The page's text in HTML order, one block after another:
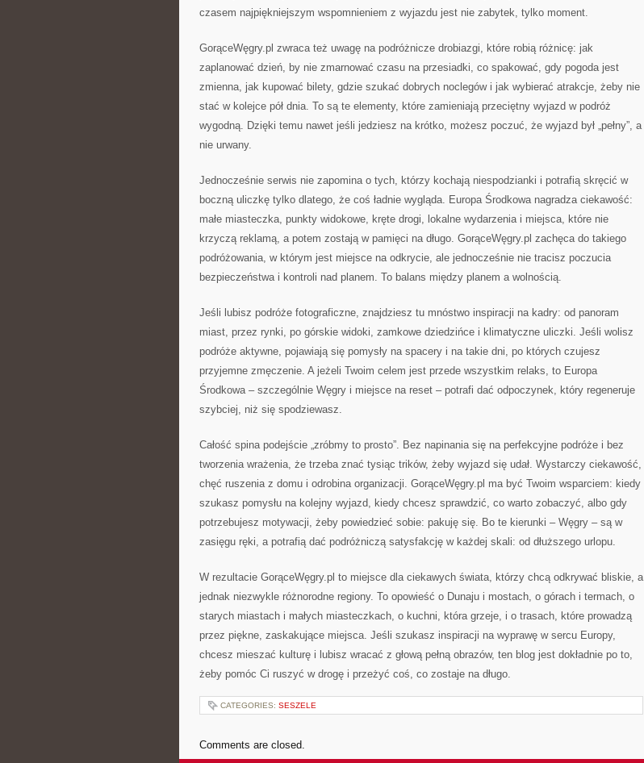
czasem najpiękniejszym wspomnieniem z wyjazdu jest nie zabytek, tylko moment.
GorąceWęgry.pl zwraca też uwagę na podróżnicze drobiazgi, które robią różnicę: jak
zaplanować dzień, by nie zmarnować czasu na przesiadki, co spakować, gdy pogoda jest
zmienna, jak kupować bilety, gdzie szukać dobrych noclegów i jak wybierać atrakcje, żeby nie
stać w kolejce pół dnia. To są te elementy, które zamieniają przeciętny wyjazd w podróż
wygodną. Dzięki temu nawet jeśli jedziesz na krótko, możesz poczuć, że wyjazd był „pełny”, a
nie urwany.
Jednocześnie serwis nie zapomina o tych, którzy kochają niespodzianki i potrafią skręcić w
boczną uliczkę tylko dlatego, że coś ładnie wygląda. Europa Środkowa nagradza ciekawość:
małe miasteczka, punkty widokowe, kręte drogi, lokalne wydarzenia i miejsca, które nie
krzyczą reklamą, a potem zostają w pamięci na długo. GorąceWęgry.pl zachęca do takiego
podróżowania, w którym jest miejsce na odkrycie, ale jednocześnie nie tracisz poczucia
bezpieczeństwa i kontroli nad planem. To balans między planem a wolnością.
Jeśli lubisz podróże fotograficzne, znajdziesz tu mnóstwo inspiracji na kadry: od panoram
miast, przez rynki, po górskie widoki, zamkowe dziedzińce i klimatyczne uliczki. Jeśli wolisz
podróże aktywne, pojawiają się pomysły na spacery i na takie dni, po których czujesz
przyjemne zmęczenie. A jeżeli Twoim celem jest przede wszystkim relaks, to Europa
Środkowa – szczególnie Węgry i miejsce na reset – potrafi dać odpoczynek, który regeneruje
szybciej, niż się spodziewasz.
Całość spina podejście „zróbmy to prosto”. Bez napinania się na perfekcyjne podróże i bez
tworzenia wrażenia, że trzeba znać tysiąc trików, żeby wyjazd się udał. Wystarczy ciekawość,
chęć ruszenia z domu i odrobina organizacji. GorąceWęgry.pl ma być Twoim wsparciem: kiedy
szukasz pomysłu na kolejny wyjazd, kiedy chcesz sprawdzić, co warto zobaczyć, albo gdy
potrzebujesz motywacji, żeby powiedzieć sobie: pakuję się. Bo te kierunki – Węgry – są w
zasięgu ręki, a potrafią dać podróżniczą satysfakcję w każdej skali: od dłuższego urlopu.
W rezultacie GorąceWęgry.pl to miejsce dla ciekawych świata, którzy chcą odkrywać bliskie, a
jednak niezwykle różnorodne regiony. To opowieść o Dunaju i mostach, o górach i termach, o
starych miastach i małych miasteczkach, o kuchni, która grzeje, i o trasach, które prowadzą
przez piękne, zaskakujące miejsca. Jeśli szukasz inspiracji na wyprawę w sercu Europy,
chcesz mieszać kulturę i lubisz wracać z głową pełną obrazów, ten blog jest dokładnie po to,
żeby pomóc Ci ruszyć w drogę i przeżyć coś, co zostaje na długo.
CATEGORIES: SESZELE
Comments are closed.